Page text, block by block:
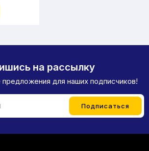
на рассылку
для наших подписчиков!